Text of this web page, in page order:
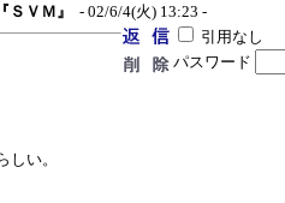
『ＳＶＭ』
- 02/6/4(火) 13:23 -
引用なし
パスワード
い。